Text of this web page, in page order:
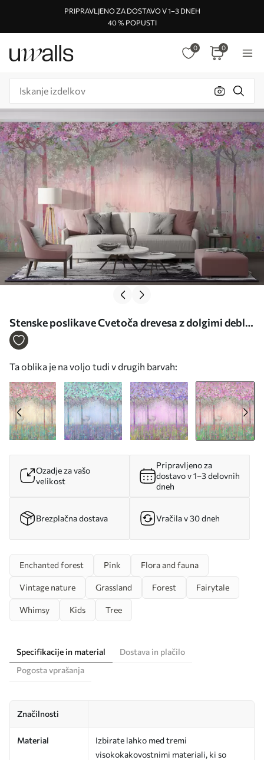
PRIPRAVLJENO ZA DOSTAVO V 1–3 DNEH
40 % POPUSTI
0 0
Stenske poslikave Cvetoča drevesa z dolgimi debli,
jelenjad med drevesi Št. u62100v3
Ta oblika je na voljo tudi v drugih barvah:
Ozadje za vašo
velikost
Pripravljeno za
dostavo v 1–3 delovnih
dneh
Brezplačna dostava Vračila v 30 dneh
Enchanted forest Pink Flora and fauna
Vintage nature Grassland Forest Fairytale
Whimsy Kids Tree
Specifikacije in material
Dostava in plačilo
Pogosta vprašanja
Značilnosti
Material
Izbirate lahko med tremi
visokokakovostnimi materiali, ki so